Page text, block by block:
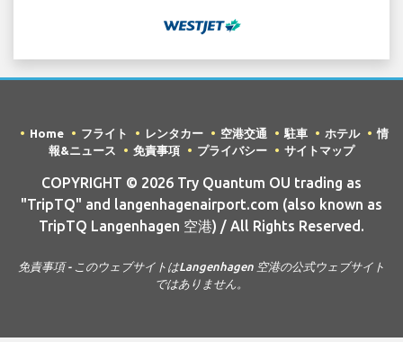
Home フライト レンタカー 空港交通 駐車 ホテル
情
報&ニュース
免責事項 プライバシー サイトマップ
COPYRIGHT © 2026 Try Quantum OU trading as
"TripTQ" and langenhagenairport.com (also known as
TripTQ Langenhagen 空港) / All Rights Reserved.
免責事項 - このウェブサイトはLangenhagen 空港の公式ウェブサイト
ではありません。